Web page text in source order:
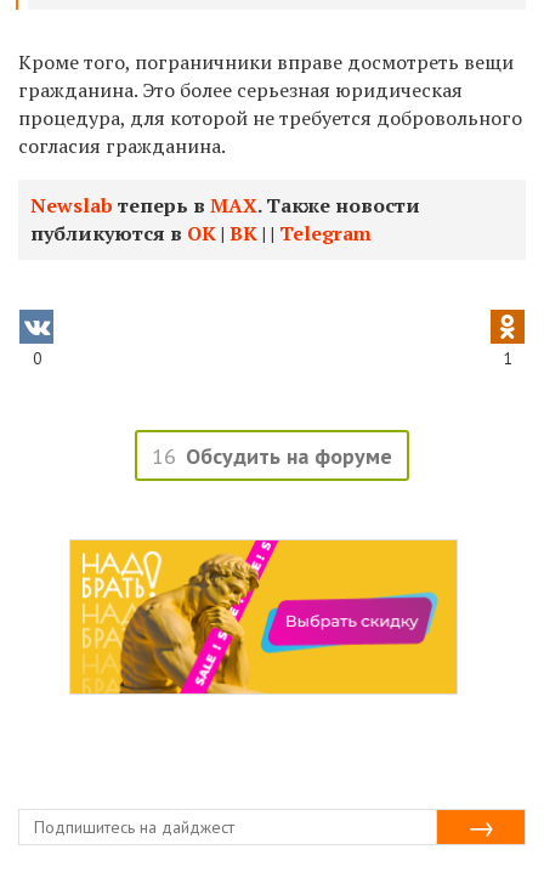
Кроме того, пограничники вправе досмотреть вещи
гражданина. Это более серьезная юридическая
процедура, для которой не требуется добровольного
согласия гражданина.
Newslab теперь в МАХ. Также новости
публикуются в ОК| ВК| | Telegram
0 1
16 Обсудить на форуме